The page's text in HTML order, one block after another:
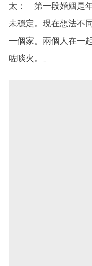
太：「第一段婚姻是
未穩定。現在想法不
一個家。兩個人在一
咗啖火。」